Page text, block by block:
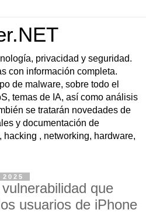
privacidad y seguridad.
con información completa.
de malware, sobre todo el
temas de IA, así como análisis
se tratarán novedades de
y documentación de
hacking , networking, hardware,
que
usuarios de iPhone